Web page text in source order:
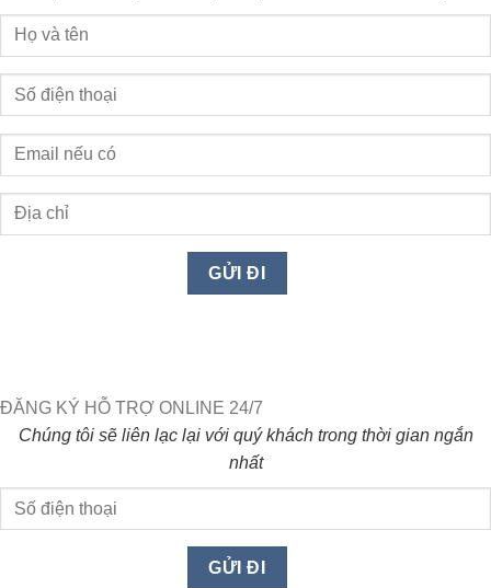
ĐĂNG KÝ HỖ TRỢ ONLINE 24/7
Chúng tôi sẽ liên lạc lại với quý khách trong thời gian ngắn
nhất